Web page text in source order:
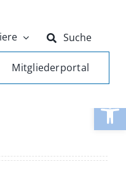
Suche
Mitgliederportal